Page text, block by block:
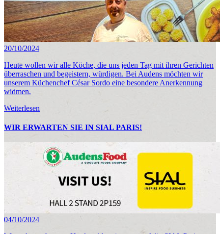
20/10/2024
Heute wollen wir alle Köche, die uns jeden Tag mit ihren Gerichten
überraschen und begeistern, würdigen. Bei Audens möchten wir
unserem Küchenchef César Sordo eine besondere Anerkennung
widmen.
Weiterlesen
WIR ERWARTEN SIE IN SIAL PARIS!
04/10/2024